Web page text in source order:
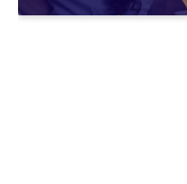
TRANSMISSION